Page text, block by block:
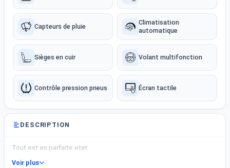
Capteurs de pluie
Climatisation
automatique
Sièges en cuir Volant multifonction
Contrôle pression pneus Écran tactile
DESCRIPTION
Tout est en parfaite etat
Voir plus